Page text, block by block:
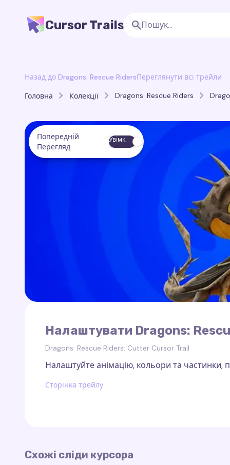
Cursor Trails
Назад до Dragons: Rescue RidersПереглянути всі трейли
Головна Колекції Dragons: Rescue Riders
Налаштувати Dragons:
Dragons: Rescue Riders: Cutter Cursor Trail
Налаштуйте анімацію, кольори та частинки,
Сторінка трейлу
Попередній
Перегляд
Увімк.
Схожі сліди курсора